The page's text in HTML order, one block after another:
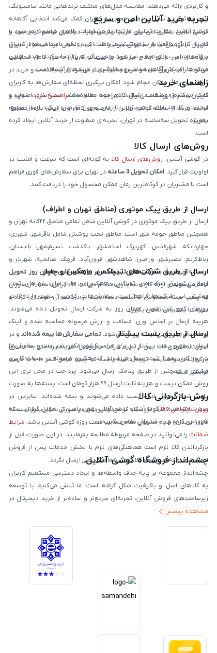
و کاربردی ارائه می‌دهند. مقایسه مدل‌های مختلف برندهایی مانند سامسونگ،
اپل، شیائومی و سایر برندهای معتبر به کاربران کمک می‌کند انتخابی آگاهانه
داشته باشند. مقالات تحلیلی ما تنها به مشخصات ظاهری محدود نمی‌شود و
تجربه کاربری واقعی را نیز پوشش می‌دهد. این رویکرد باعث می‌شود کاربران
بتوانند متناسب با بودجه و نیاز خود بهترین گزینه را انتخاب کنند. هدف از این
محتواها، افزایش آگاهی مخاطبان و جلوگیری از خریدهای اشتباه است.
تجربه خرید آنلاین امن و سریع
گوشی آنلاین بستری امن برای خرید اینترنتی لوازم دیجیتال فراهم کرده است تا
کاربران با آرامش خاطر سفارش خود را ثبت کنند. تمامی پرداخت‌ها از طریق
درگاه‌های امن بانکی انجام می‌شود و اطلاعات کاربران به‌طور کامل محافظت
می‌گردد. رابط کاربری ساده و سریع سایت باعث می‌شود فرآیند انتخاب و خرید در
کوتاه‌ترین زمان ممکن انجام شود. امکان پیگیری لحظه‌ای سفارش‌ها به کاربران
کمک می‌کند از وضعیت ارسال کالای خود مطلع باشند. بسته‌بندی اصولی و
استاندارد کالاها، سلامت محصول را تا زمان تحویل تضمین می‌کند. ارسال سریع،
به‌ویژه تحویل سه‌ساعته در تهران، تجربه‌ای متفاوت از خرید آنلاین ایجاد کرده
است.
راهنمای خرید
کاربران محترم فروشگاه می‌توانند با مراجعه به صفحه «راهنمای خرید»، نحوه و
فرایند خرید از سایت گوشی آنلاین را به‌صورت کامل و با زبانی ساده مطالعه
نمایند.
روش‌های ارسال کالا
در گوشی آنلاین، روش‌های ارسال کالا به گونه‌ای است که سرعت و امنیت در
اولویت قرار گیرد. امکان تحویل 3 ساعته
در تهران برای سفارش‌های فوری فراهم
است تا مشتریان در کوتاه‌ترین زمان ممکن محصول خود را دریافت کنند.
ارسال از طریق پیک موتوری (مناطق تهران و اطراف)
ارسال از طریق پیک موتوری در گوشی آنلاین شامل تمامی مناطق ۲۲گانه تهران و
همچنین مناطق حومه شهر است. مناطق تحت پوشش شامل باقرشهر، شهرری،
چهاردانگه، شهرقدس، کهریزک، اسلامشهر، پاکدشت، نسیم‌شهر، باغستان،
رباط‌کریم، نصیرشهر، ورامین، شاهدشهر، فرون‌آباد، قرچک، صالحیه، شهریار و
اندیشه می‌شود. سفارش‌های ثبت‌شده در روزهای کاری همان روز تحویل
داده می‌شوندو ارائه کارت شناسایی هنگام دریافت کالا الزامی است. در صورتی
که پلمپ بسته مخدوش یا آسیب دیده باشد، از دریافت آن خودداری کرده و
سریعاً با پشتیبانی تماس بگیرید.
ارسال از طریق شرکت‌های تیپاکس، ماهکس و چاپار
ارسال از طریق شرکت‌های تیپاکس، ماهکس و چاپار برای شهرهای تحت
پوشش این شرکت‌ها فراهم است. سفارش‌هایی که بین ساعت ۱۰ تا ۱۵ در
روزهای کاری ثبت شوند، همان روز به شرکت ارسال تحویل داده می‌شوند.
هزینه ارسال بر اساس وزن، مسافت و ارزش مرسوله محاسبه شده و لینک
پرداخت برای تحویل‌گیرنده ارسال می‌شود. تمامی سفارش‌ها بیمه شده‌اند و در
صورت مفقودی کالا، پس از تایید شرکت حمل‌ونقل، هزینه پرداختی به مشتری
بازگردانده خواهد شد. توجه داشته باشید که بیمه شامل کسر ۱۰ تا ۱۵ درصد
فرانشیز است.
ارسال از طریق پست پیشتاز
ارسال از طریق پست پیشتاز نیز برای سراسر کشور امکان‌پذیر است و سفارش‌ها
در روز کاری بعد از ثبت، ارسال می‌شوند. کد رهگیری مرسوله در حساب کاربری
مشتری و همچنین از طریق پیامک ارسال می‌شود. پرداخت در محل برای این
روش ممکن نیست و هزینه ثابت ارسال ۹۹ هزار تومان است. بسته‌ها به صورت
پلمپ شده تحویل اداره پست داده می‌شوند و بیمه شده‌اند، بنابراین در
صورت مشاهده هرگونه آسیب یا مخدوش بودن پلمپ، از تحویل گرفتن بسته
خودداری کرده و با پشتیبانی تماس بگیرید.
روش بازگردانی کالا
روش بازگردانی کالادر فروشگاه گوشی آنلاین تنها در صورتی امکان‌پذیر است که
کالای خریداری شده مشمول مفاد ضمانت هفت روزه گوشی آنلاین باشد. شرایط
ضمانت را می‌توانید در صفحه مربوطه مطالعه بفرمایید. در این صورت، قبل از
بازگرداندن کالا لازم است هماهنگی‌های لازم با بخش خدمات پس از فروش
انجام شود و به هیچ‌وجه کالا بدون هماهنگی قبلی ارسال نگردد.
چشم‌انداز فروشگاه گوشی آنلاین
چشم‌انداز مجموعه بر پایه حذف واسطه‌ها و ایجاد دسترسی مستقیم کاربران
به کالاهای اصل و باکیفیت شکل گرفته است. ما تلاش می‌کنیم با توسعه
زیرساخت‌های فروش آنلاین، تجربه‌ای سریع‌تر و ساده‌تر از خرید دیجیتال در
ایران ارائه دهیم. تبدیل‌شدن به مرجعی قابل اعتماد برای خرید کالای دیجیتال،
خدمات و به‌روزرسانی مداوم محصولات، مسیر ما را روشن‌تر می‌کند. ما باور
داریم آینده بازار دیجیتال متعلق به کسب‌وکارهایی است که صداقت و شفافیت
را در اولویت قرار می‌دهند. گوشی آنلاین با تکیه بر تجربه و تخصص، با قدرت به
سمت تحقق این چشم‌انداز حرکت می‌کند.
مشاهده بیشتر